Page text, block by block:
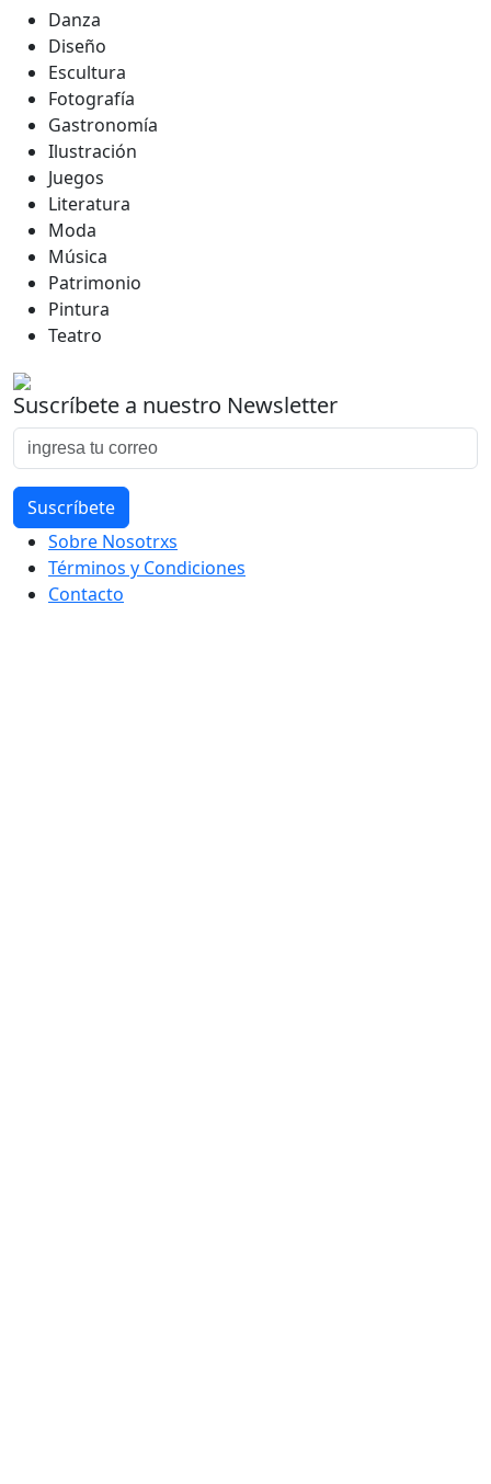
Danza
Diseño
Escultura
Fotografía
Gastronomía
Ilustración
Juegos
Literatura
Moda
Música
Patrimonio
Pintura
Teatro
Suscríbete a nuestro Newsletter
Sobre Nosotrxs
Términos y Condiciones
Contacto